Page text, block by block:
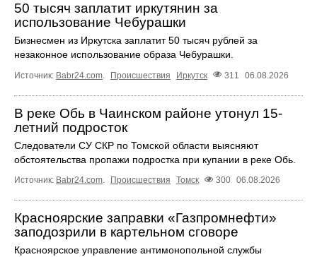
50 тысяч заплатит иркутянин за
использование Чебурашки
Бизнесмен из Иркутска заплатит 50 тысяч рублей за
незаконное использование образа Чебурашки.
Источник: Babr24.com Происшествия Иркутск 311 06.08.2026
В реке Обь в Чаинском районе утонул 15-
летний подросток
Следователи СУ СКР по Томской области выясняют
обстоятельства пропажи подростка при купании в реке Обь.
Источник: Babr24.com Происшествия Томск 300 06.08.2026
Красноярские заправки «Газпромнефти»
заподозрили в картельном сговоре
Красноярское управление антимонопольной службы